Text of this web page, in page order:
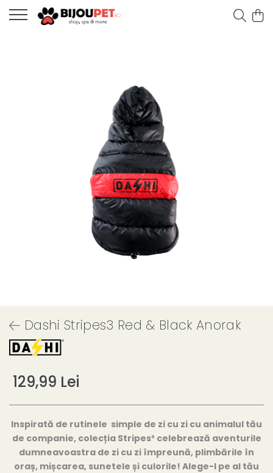
Dashi Stripes3 Red & Black Anorak
129,99 Lei
Inspirată de rutinele simple de zi cu zi cu animalul tău
de companie, colecția Stripes³ celebrează aventurile
dumneavoastra de zi cu zi împreună, plimbările în
oraș, mișcarea, sunetele și culorile! Alege-l pe al tău